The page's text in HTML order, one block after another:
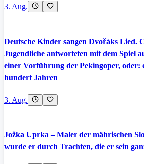
3. Aug.
Deutsche Kinder sangen Dvořáks Lied.
Jugendliche antworteten mit dem Spiel
einer Vorführung der Pekingoper, oder:
hundert Jahren
3. Aug.
Jožka Uprka – Maler der mährischen
wurde er durch Trachten, die er sein